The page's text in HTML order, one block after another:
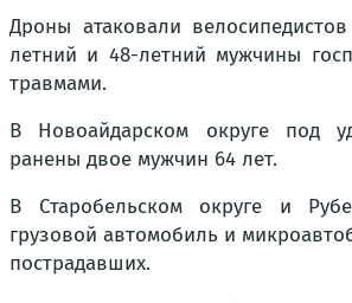
Дроны атаковали
летний и 48-летний мужчины
травмами.
В Новоайдарском округе под
ранены двое мужчин 64 лет.
В Старобельском округе и
грузовой автомобиль и
пострадавших.